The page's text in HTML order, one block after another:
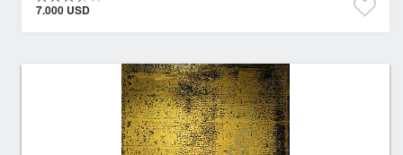
7.000 USD